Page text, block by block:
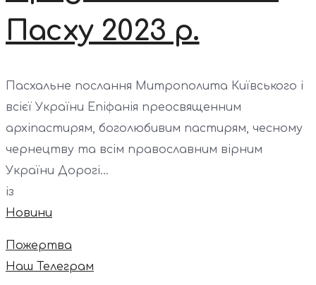
Пасху 2023 р.
Пасхальне послання Митрополита Київського і
всієї України Епіфанія преосвященним
архіпастирям, боголюбивим пастирям, чесному
чернецтву та всім православним вірним
України Дорогі...
із
Новини
Пожертва
Наш Телеграм